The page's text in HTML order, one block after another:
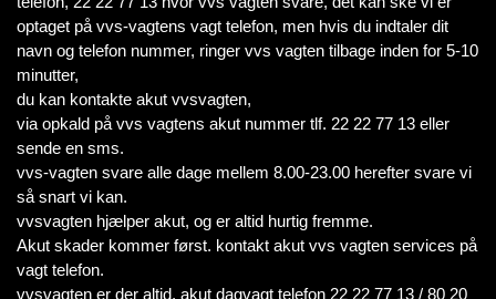
optaget på vvs-vagtens vagt telefon, men hvis du indtaler dit
navn og telefon nummer, ringer vvs vagten tilbage inden for 5-10
minutter,
du kan kontakte akut vvsvagten,
via opkald på vvs vagtens akut nummer tlf. 22 22 77 13 eller
sende en sms.
vvs-vagten svare alle dage mellem 8.00-23.00 herefter svare vi
så snart vi kan.
vvsvagten hjælper akut, og er altid hurtig fremme.
Akut skader kommer først. kontakt akut vvs vagten services på
vagt telefon.
vvsvagten er der altid, akut dagvagt telefon 22 22 77 13 / 80 20